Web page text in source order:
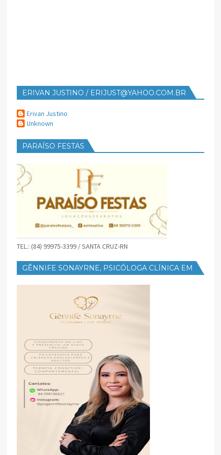
ERIVAN JUSTINO / ERIJUST@YAHOO.COM.BR
Erivan Justino
Unknown
PARAÍSO FESTAS
TEL.: (84) 99975-3399 / SANTA CRUZ-RN
GÊNNIFE SONAYRNE, PSICÓLOGA CLÍNICA EM